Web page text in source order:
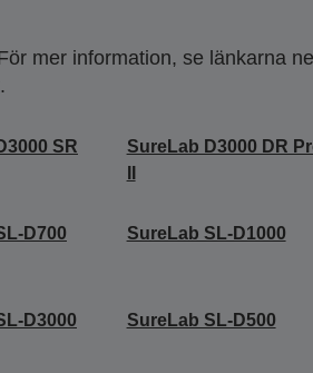
mer information, se länkarna
SR
SureLab D3000 DR
D700
SureLab SL-D1000
D3000
SureLab SL-D500